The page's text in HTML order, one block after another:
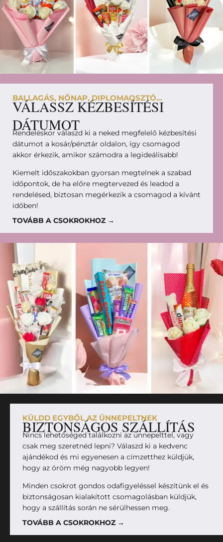
BALLAGÁS, NŐNAP, DIPLOMAOSZTÓ...
VÁLASSZ KÉZBESÍTÉSI
DÁTUMOT
Rendeléskor válaszd ki a neked megfelelő kézbesítési
dátumot a kosár/pénztár oldalon, így csomagod
akkor érkezik, amikor számodra a legideálisabb!
Kiemelt időszakokban gyorsan megtelnek a szabad
időpontok, de ha előre megtervezed és leadod a
rendelésed, biztosan megérkezik a csomagod a kívánt
időben!
TOVÁBB A CSOKROKHOZ →
KÜLDD EGYBŐL AZ ÜNNEPELTNEK
BIZTONSÁGOS SZÁLLÍTÁS
Nincs lehetőséged találkozni az ünnepelttel, vagy
csak meg szeretnéd lepni? Válaszd ki a kedvenc
ajándékod és mi egyenesen a címzetthez küldjük,
hogy az öröm még nagyobb legyen!
Minden csokrot gondos odafigyeléssel készítünk el és
biztonságosan kialakított csomagolásban küldjük,
hogy a szállítás során ne sérülhessen meg.
TOVÁBB A CSOKROKHOZ →